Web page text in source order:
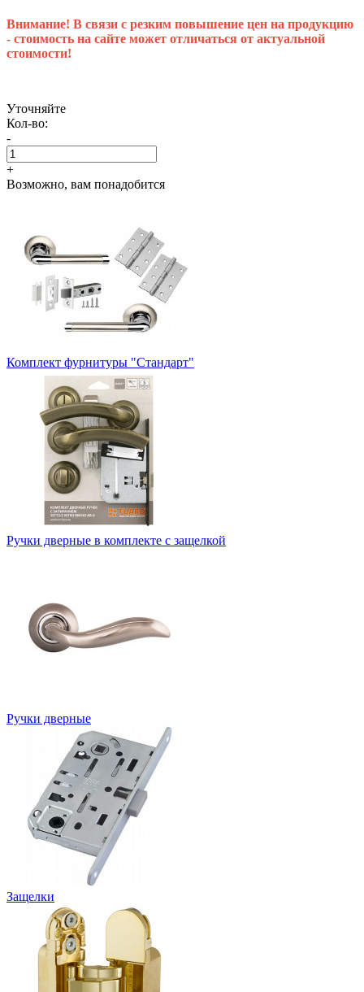
Внимание! В связи с резким повышение цен на продукцию
- стоимость на сайте может отличаться от актуальной
стоимости!
Уточняйте
Кол-во:
-
+
Возможно, вам понадобится
Комплект фурнитуры "Стандарт"
Ручки дверные в комплекте с защелкой
Ручки дверные
Защелки